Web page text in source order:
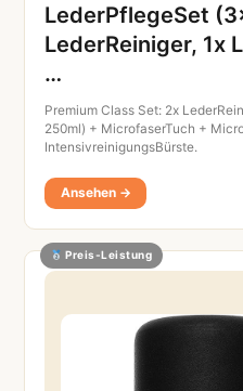
LederPflegeSet
LederReiniger, 1x
…
Premium Class Set: 2x
250ml) + MicrofaserTuch +
IntensivreinigungsBürste.
Ansehen →
Preis-Leistung